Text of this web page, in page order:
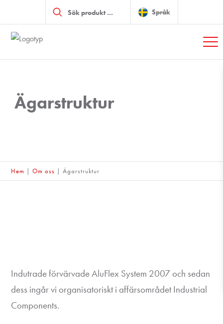
Språk
Ägarstruktur
Hem |Om oss |Ägarstruktur
Indutrade förvärvade AluFlex System 2007 och sedan
dess ingår vi organisatoriskt i affärsområdet Industrial
Components.